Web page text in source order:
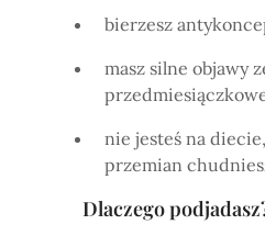
bierzesz
masz silne objawy
nie jesteś na
przemian
Dlaczego